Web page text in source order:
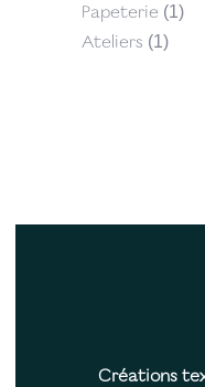
Papeterie (1)
Ateliers (1)
Créations